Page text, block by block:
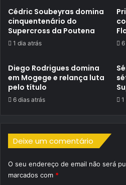
Cédric Soubeyras domina
cinquentenário do
Supercross da Poutena
1 dia atrás
Diego Rodrigues domina
em Mogege e relança luta
pelo título
6 dias atrás 1
Deixe um comentário
O seu endereço de email não será
marcados com *